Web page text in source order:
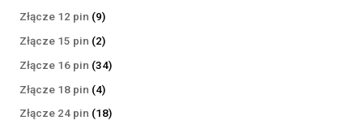
Złącze 12 pin 99
produktów
Złącze 15 pin 22
produkty
Złącze 16 pin 3434
Złącze 18 pin 44
produkty
Złącze 24 pin 1818